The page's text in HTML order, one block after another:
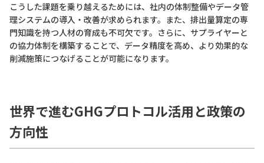
こうした課題を乗り越えるためには、社内の体制整備やデータ管
理システムの導入・改善が求められます。また、排出量算定の専
門知識を持つ人材の育成も不可欠です。さらに、サプライヤーと
の協力体制を構築することで、データ精度を高め、より効果的な
削減施策につなげることが可能になります。
世界で進むGHGプロトコル活用と政策の
方向性